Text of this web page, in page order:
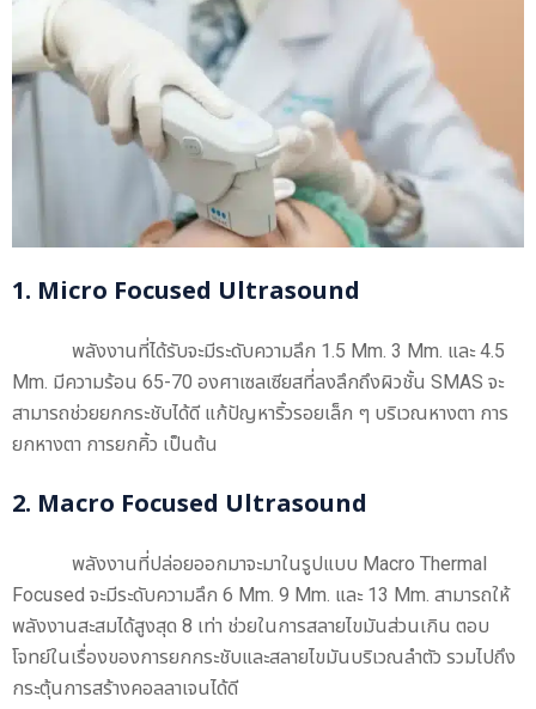
1. Micro Focused Ultrasound
พลังงานที่ได้รับจะมีระดับความลึก 1.5 Mm. 3 Mm. และ 4.5
Mm. มีความร้อน 65-70 องศาเซลเซียสที่ลงลึกถึงผิวชั้น SMAS จะ
สามารถช่วยยกกระชับได้ดี แก้ปัญหาริ้วรอยเล็ก ๆ บริเวณหางตา การ
ยกหางตา การยกคิ้ว เป็นต้น
2. Macro Focused Ultrasound
พลังงานที่ปล่อยออกมาจะมาในรูปแบบ Macro Thermal
Focused จะมีระดับความลึก 6 Mm. 9 Mm. และ 13 Mm. สามารถให้
พลังงานสะสมได้สูงสุด 8 เท่า ช่วยในการสลายไขมันส่วนเกิน ตอบ
โจทย์ในเรื่องของการยกกระชับและสลายไขมันบริเวณลำตัว รวมไปถึง
กระตุ้นการสร้างคอลลาเจนได้ดี